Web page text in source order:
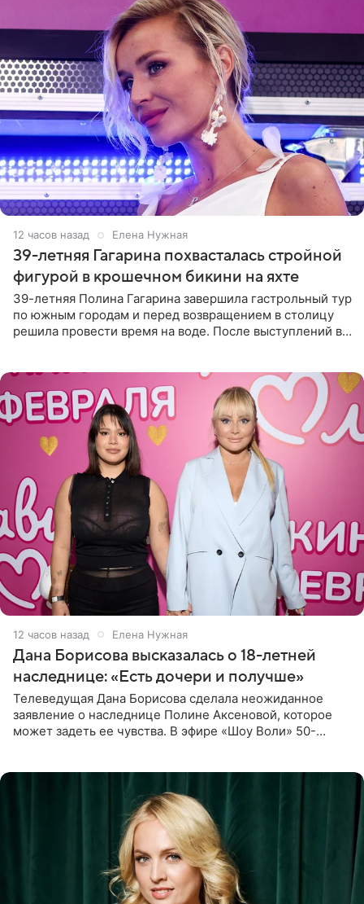
12 часов назад Елена Нужная
39-летняя Гагарина похвасталась стройной
фигурой в крошечном бикини на яхте
39-летняя Полина Гагарина завершила гастрольный тур
по южным городам и перед возвращением в столицу
решила провести время на воде. После выступлений в
12 часов назад Елена Нужная
Дана Борисова высказалась о 18-летней
наследнице: «Есть дочери и получше»
Телеведущая Дана Борисова сделала неожиданное
заявление о наследнице Полине Аксеновой, которое
может задеть ее чувства. В эфире «Шоу Воли» 50-